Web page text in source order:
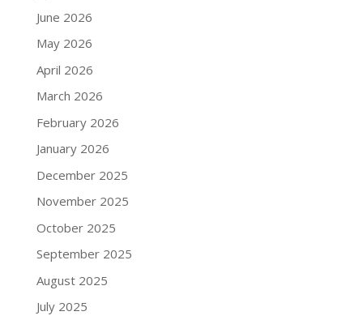
June 2026
May 2026
April 2026
March 2026
February 2026
January 2026
December 2025
November 2025
October 2025
September 2025
August 2025
July 2025